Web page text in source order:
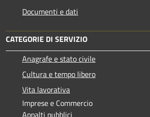
Documenti e dati
CATEGORIE DI SERVIZIO
Anagrafe e stato civile
Cultura e tempo libero
Vita lavorativa
Imprese e Commercio